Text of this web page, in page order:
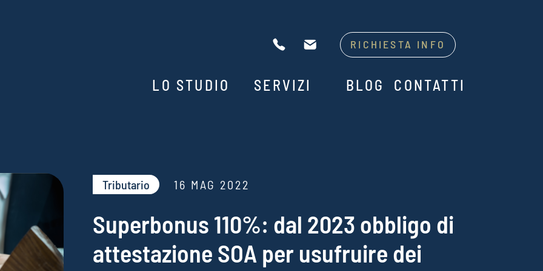
RICHIESTA INFO
LO STUDIO SERVIZI BLOG CONTATTI
Tributario​ 16 MAG 2022
Superbonus 110%: dal 2023 obbligo di
attestazione SOA per usufruire dei